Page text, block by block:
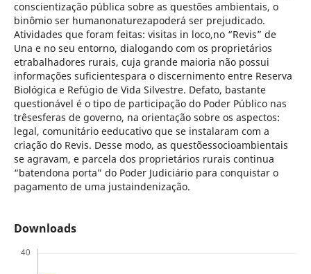
conscientização pública sobre as questões ambientais, o
binômio ser humanonaturezapoderá ser prejudicado.
Atividades que foram feitas: visitas in loco,no “Revis” de
Una e no seu entorno, dialogando com os proprietários
etrabalhadores rurais, cuja grande maioria não possui
informações suficientespara o discernimento entre Reserva
Biológica e Refúgio de Vida Silvestre. Defato, bastante
questionável é o tipo de participação do Poder Público nas
trêsesferas de governo, na orientação sobre os aspectos:
legal, comunitário eeducativo que se instalaram com a
criação do Revis. Desse modo, as questõessocioambientais
se agravam, e parcela dos proprietários rurais continua
“batendona porta” do Poder Judiciário para conquistar o
pagamento de uma justaindenização.
Downloads